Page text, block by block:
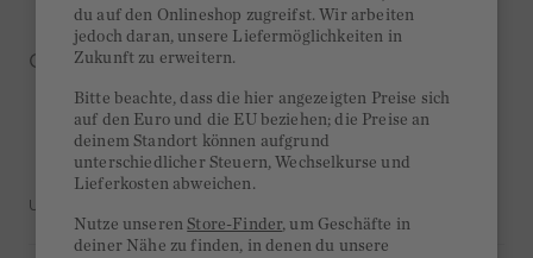
CASUAL. PREMIUM. REDEFINED
UNTERNEHMEN
du auf den Onlineshop zugreifst. Wir arbeiten
jedoch daran, unsere Liefermöglichkeiten in
Zukunft zu erweitern.
Bitte beachte, dass die hier angezeigten Preise sich
auf den Euro und die EU beziehen; die Preise an
deinem Standort können aufgrund
unterschiedlicher Steuern, Wechselkurse und
Lieferkosten abweichen.
Nutze unserenStore-Finder, um Geschäfte in
deiner Nähe zu finden, in denen du unsere